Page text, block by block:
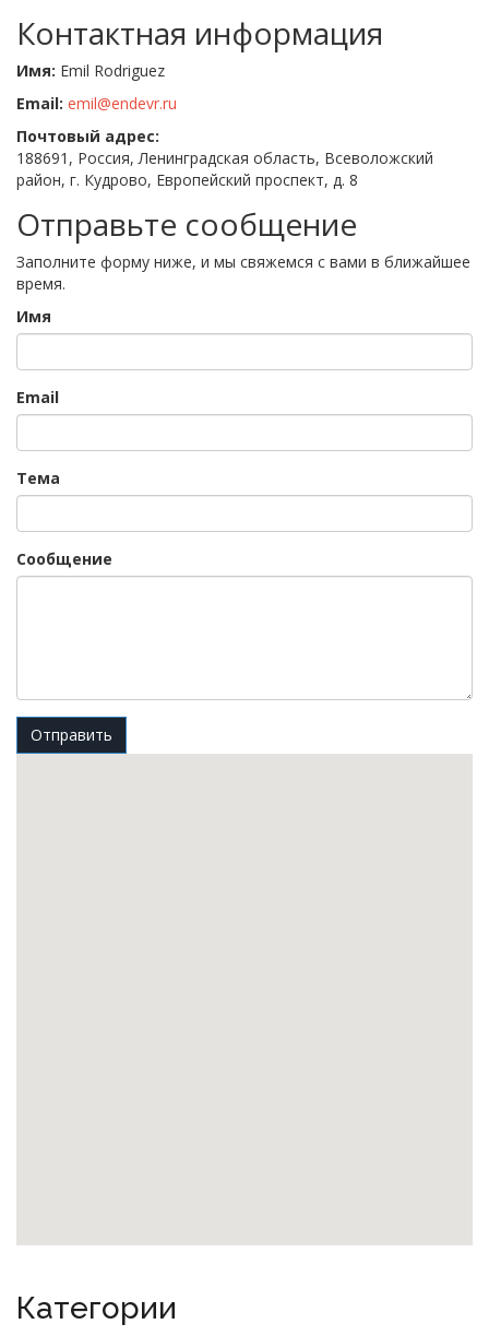
Контактная информация
Имя: Emil Rodriguez
Email: emil@endevr.ru
Почтовый адрес:
188691, Россия, Ленинградская область, Всеволожский
район, г. Кудрово, Европейский проспект, д. 8
Отправьте сообщение
Заполните форму ниже, и мы свяжемся с вами в ближайшее
время.
Имя
Email
Тема
Сообщение
Отправить
Категории